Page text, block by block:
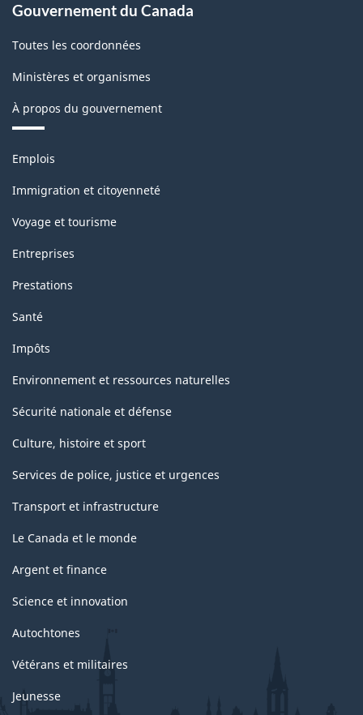
Gouvernement du Canada
Toutes les coordonnées
Ministères et organismes
À propos du gouvernement
Thèmes
sujets
Emplois
Immigration et citoyenneté
Voyage et tourisme
Entreprises
Prestations
Santé
Impôts
Environnement et ressources naturelles
Sécurité nationale et défense
Culture, histoire et sport
Services de police, justice et urgences
Transport et infrastructure
Le Canada et le monde
Argent et finance
Science et innovation
Autochtones
Vétérans et militaires
Jeunesse